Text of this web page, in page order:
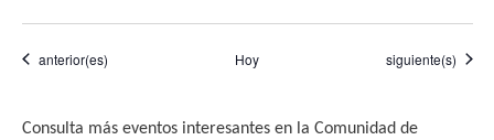
Eventos
anterior(es) Hoy Eventos
siguiente(s)
Consulta más eventos interesantes en la Comunidad de